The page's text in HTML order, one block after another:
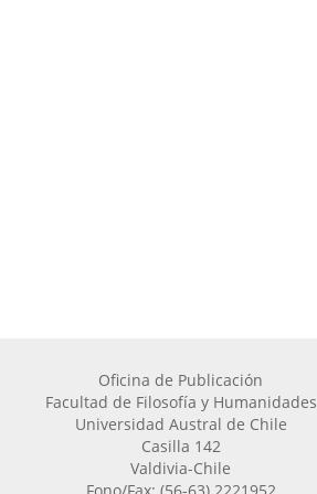
Oficina de Publicación
Facultad de Filosofía y Humanidades
Universidad Austral de Chile
Casilla 142
Valdivia-Chile